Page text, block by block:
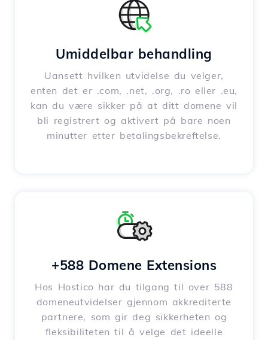
Umiddelbar behandling
Uansett hvilken utvidelse du velger,
enten det er .com, .net, .org, .ro eller .eu,
kan du være sikker på at ditt domene vil
bli registrert og aktivert på bare noen
minutter etter betalingsbekreftelse.
+588 Domene Extensions
Hos Hostico har du tilgang til over 588
domeneutvidelser gjennom akkrediterte
partnere, som gir deg sikkerheten og
fleksibiliteten til å velge det ideelle